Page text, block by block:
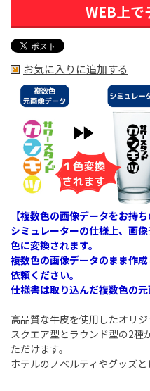
WEB上で
お気に入りに追加する
【複数色の画像データをお持ち
シミュレーターの仕様上、画
色に変換されます。
複数色の画像データのまま作
依頼ください。
仕様書は取り込んだ複数色の元
高品質な牛皮を使用したオリジ
スクエア型とラウンド型の2種
ただけます。
ホテルのノベルティやグッズ